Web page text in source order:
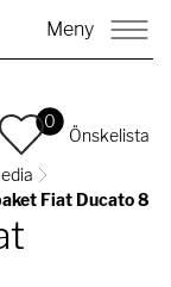
Meny
0
Önskelista
Fiat Ducato 8